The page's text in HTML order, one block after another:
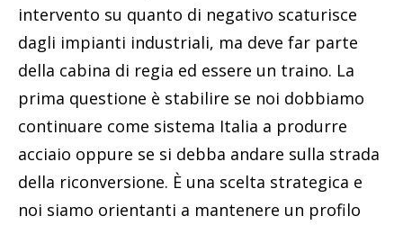
intervento su quanto di negativo scaturisce
dagli impianti industriali, ma deve far parte
della cabina di regia ed essere un traino. La
prima questione è stabilire se noi dobbiamo
continuare come sistema Italia a produrre
acciaio oppure se si debba andare sulla strada
della riconversione. È una scelta strategica e
noi siamo orientanti a mantenere un profilo